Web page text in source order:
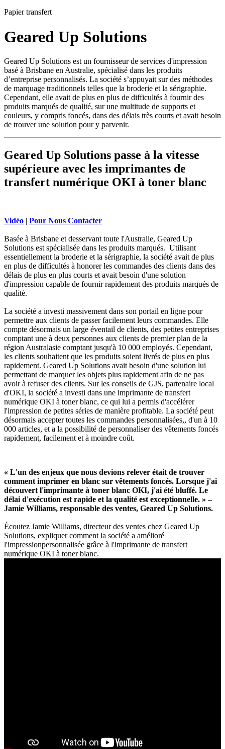
Papier transfert
Geared Up Solutions
Geared Up Solutions est un fournisseur de services d'impression
basé à Brisbane en Australie, spécialisé dans les produits
d’entreprise personnalisés. La société s’appuyait sur des méthodes
de marquage traditionnels telles que la broderie et la sérigraphie.
Cependant, elle avait de plus en plus de difficultés à fournir des
produits marqués de qualité, sur une multitude de supports et
couleurs, y compris foncés, dans des délais très courts et avait besoin
de trouver une solution pour y parvenir.
Geared Up Solutions passe à la vitesse
supérieure avec les imprimantes de
transfert numérique OKI à toner blanc
Vidéo | Pour Nous Contacter
Basée à Brisbane et desservant toute l'Australie, Geared Up
Solutions est spécialisée dans les produits marqués. Utilisant
essentiellement la broderie et la sérigraphie, la société avait de plus
en plus de difficultés à honorer les commandes des clients dans des
délais de plus en plus courts et avait besoin d'une solution
d'impression capable de fournir rapidement des produits marqués de
qualité.
La société a investi massivement dans son portail en ligne pour
permettre aux clients de passer facilement leurs commandes. Elle
compte désormais un large éventail de clients, des petites entreprises
comptant une à deux personnes aux clients de premier plan de la
région Australasie comptant jusqu'à 10 000 employés. Cependant,
les clients souhaitent que les produits soient livrés de plus en plus
rapidement. Geared Up Solutions avait besoin d'une solution lui
permettant de marquer les objets plus rapidement afin de ne pas
avoir à refuser des clients. Sur les conseils de GJS, partenaire local
d'OKI, la société a investi dans une imprimante de transfert
numérique OKI à toner blanc, ce qui lui a permis d'accélérer
l'impression de petites séries de manière profitable. La société peut
désormais accepter toutes les commandes personnalisées,, d'un à 10
000 articles, et a la possibilité de personnaliser des vêtements foncés
rapidement, facilement et à moindre coût.
« L'un des enjeux que nous devions relever était de trouver
comment imprimer en blanc sur vêtements foncés. Lorsque j'ai
découvert l'imprimante à toner blanc OKI, j'ai été bluffé. Le
délai d'exécution est rapide et la qualité est exceptionnelle. » –
Jamie Williams, responsable des ventes, Geared Up Solutions.
Écoutez Jamie Williams, directeur des ventes chez Geared Up
Solutions, expliquer comment la société a amélioré
l'impressionpersonnalisée grâce à l'imprimante de transfert
numérique OKI à toner blanc.